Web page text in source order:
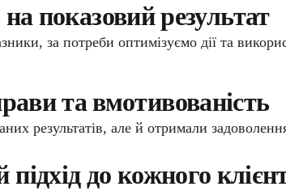
показовий результат
за потреби оптимізуємо дії та
та вмотивованість
але й отримали
підхід до кожного